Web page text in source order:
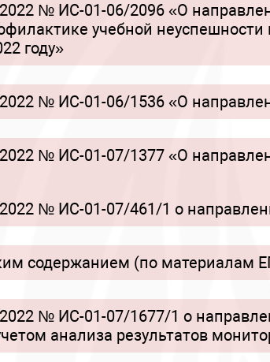
№ ИС-01-06/2096 «О
учебной неуспешности
году»
№ ИС-01-06/1536 «О
№ ИС-01-07/1377 «О
№ ИС-01-07/461/1 о
содержанием (по материалам
№ ИС-01-07/1677/1 о
анализа результатов